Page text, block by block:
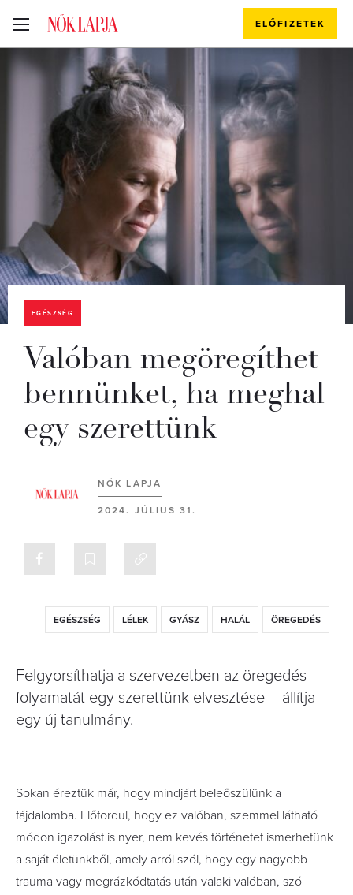
ELŐFIZETEK
EGÉSZSÉG
Valóban megöregíthet
bennünket, ha meghal
egy szerettünk
NŐK LAPJA
2024. JÚLIUS 31.
EGÉSZSÉG LÉLEK GYÁSZ HALÁL ÖREGEDÉS
Felgyorsíthatja a szervezetben az öregedés
folyamatát egy szerettünk elvesztése – állítja
egy új tanulmány.
Sokan éreztük már, hogy mindjárt beleőszülünk a
fájdalomba. Előfordul, hogy ez valóban, szemmel látható
módon igazolást is nyer, nem kevés történetet ismerhetünk
a saját életünkből, amely arról szól, hogy egy nagyobb
trauma vagy megrázkódtatás után valaki valóban, szó